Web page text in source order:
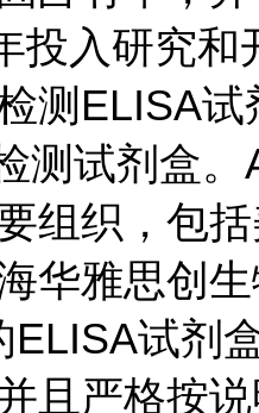
投入研究
测ELISA
测试剂盒
组织，包
华雅思创
ELISA试剂
且严格按